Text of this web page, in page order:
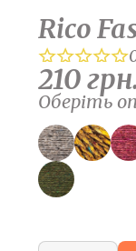
Rico
210
Оберіть